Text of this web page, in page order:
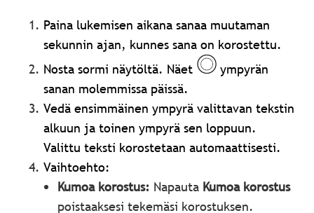
Paina lukemisen aikana sanaa muutaman
sekunnin ajan, kunnes sana on korostettu.
Nosta sormi näytöltä. Näet
ympyrän
sanan molemmissa päissä.
Vedä ensimmäinen ympyrä valittavan tekstin
alkuun ja toinen ympyrä sen loppuun.
Valittu teksti korostetaan automaattisesti.
Vaihtoehto:
Kumoa korostus: Napauta Kumoa korostus
poistaaksesi tekemäsi korostuksen.